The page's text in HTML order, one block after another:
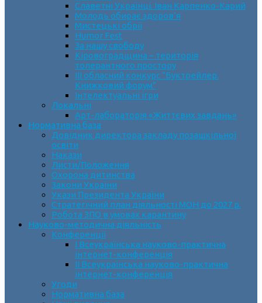
Славетні Українці. Іван Карпенко-Карий
Молодь обирає здоров’я
Мистецькі обрії
Humor Fest
За нашу свободу
Кіровоградщина – територія
толерантного простору
ІII обласний конкурс “Буктрейлер.
Книжковий форум”
Інтелектуальні ігри
Локальні
Арт-лабораторія «Життєвих завдань»
Нормативна база
Довідник директора закладу позашкільної
освіти
Накази
Листи/Положення
Охорона дитинства
Закони України
Укази Президента України
Стратегічний план діяльності МОН до 2027 р.
Робота ЗПО в умовах карантину
Науково-методична діяльність
Конференції
І Всеукраїнська науково-практична
інтернет-конференція
ІІ Всеукраїнська науково-практична
інтернет-конференція
Угоди
Нормативна база